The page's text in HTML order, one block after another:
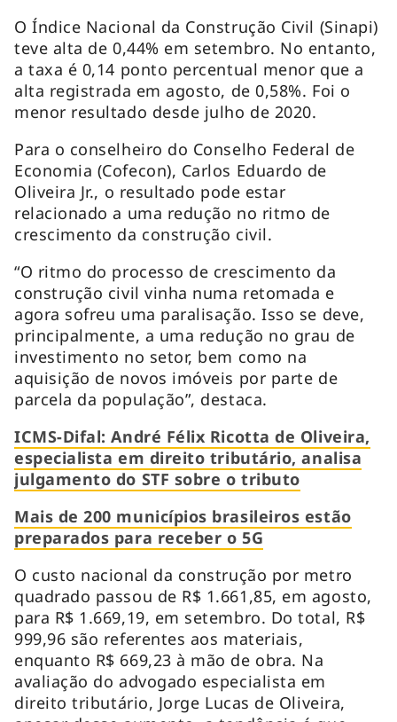
O Índice Nacional da Construção Civil (Sinapi)
teve alta de 0,44% em setembro. No entanto,
a taxa é 0,14 ponto percentual menor que a
alta registrada em agosto, de 0,58%. Foi o
menor resultado desde julho de 2020.
Para o conselheiro do Conselho Federal de
Economia (Cofecon), Carlos Eduardo de
Oliveira Jr., o resultado pode estar
relacionado a uma redução no ritmo de
crescimento da construção civil.
“O ritmo do processo de crescimento da
construção civil vinha numa retomada e
agora sofreu uma paralisação. Isso se deve,
principalmente, a uma redução no grau de
investimento no setor, bem como na
aquisição de novos imóveis por parte de
parcela da população”, destaca.
ICMS-Difal: André Félix Ricotta de Oliveira,
especialista em direito tributário, analisa
julgamento do STF sobre o tributo
Mais de 200 municípios brasileiros estão
preparados para receber o 5G
O custo nacional da construção por metro
quadrado passou de R$ 1.661,85, em agosto,
para R$ 1.669,19, em setembro. Do total, R$
999,96 são referentes aos materiais,
enquanto R$ 669,23 à mão de obra. Na
avaliação do advogado especialista em
direito tributário, Jorge Lucas de Oliveira,